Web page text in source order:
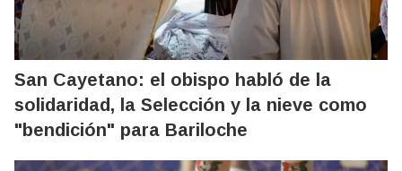
San Cayetano: el obispo habló de la
solidaridad, la Selección y la nieve como
"bendición" para Bariloche